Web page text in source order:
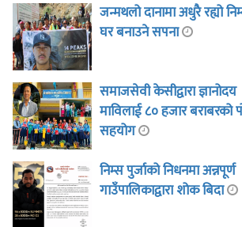
जन्मथलो दानामा अधुरै रह्यो
घर बनाउने सपना
समाजसेवी केसीद्वारा ज्ञानोदय
माविलाई ८० हजार बराबरको
सहयोग
निम्स पुर्जाको निधनमा अन्नपूर्ण
गाउँपालिकाद्वारा शोक बिदा